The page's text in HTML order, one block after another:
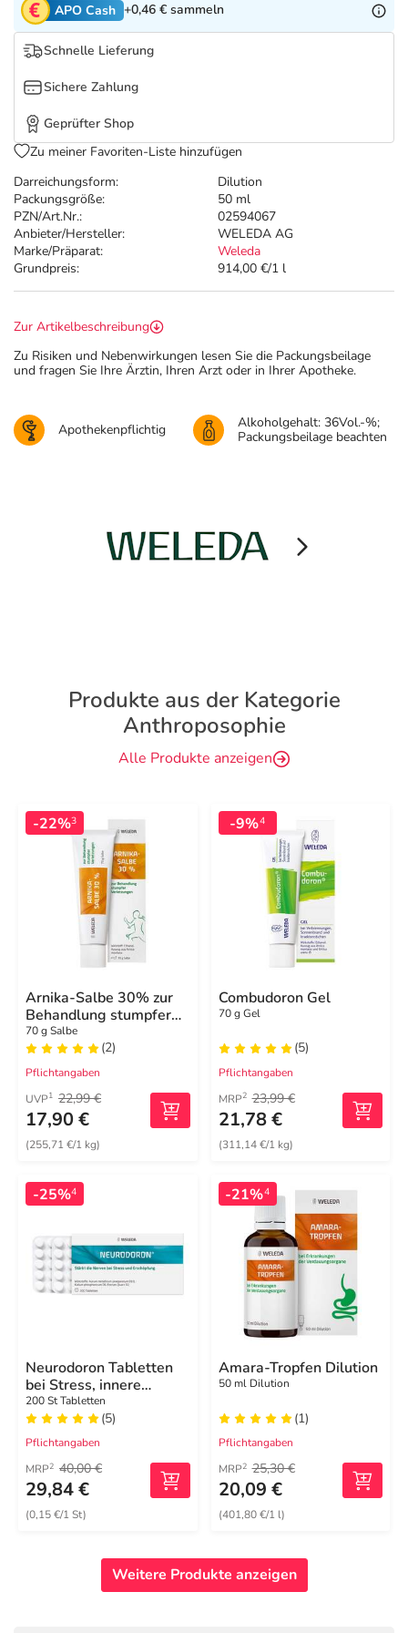
Tierapotheke
Marken
Salus Deals
Darreichungsform:
Dilution
Packungsgröße:
50 ml
PZN/Art.Nr.:
02594067
Anbieter/Hersteller:
WELEDA AG
Marke/Präparat:
Weleda
Grundpreis:
914,00 €/1 l
APO Cash +0,46 € sammeln
Schnelle Lieferung
Sichere Zahlung
Geprüfter Shop
Zu meiner Favoriten-Liste hinzufügen
Zur Artikelbeschreibung
Zu Risiken und Nebenwirkungen lesen Sie die Packungsbeilage
und fragen Sie Ihre Ärztin, Ihren Arzt oder in Ihrer Apotheke.
Apothekenpflichtig
Alkoholgehalt: 36Vol.-%;
Packungsbeilage beachten
Produkte aus der Kategorie
Anthroposophie
Alle Produkte anzeigen
-22%3
Arnika-Salbe 30% zur
Behandlung stumpfer
Verletzungen
70 g Salbe
(2)
Pflichtangaben
UVP1 22,99 €
17,90 €
(255,71 €/1 kg)
-9%4
Combudoron Gel
70 g Gel
(5)
Pflichtangaben
MRP2 23,99 €
21,78 €
(311,14 €/1 kg)
-25%4
Neurodoron Tabletten
bei Stress, innere
Unruhe
200 St Tabletten
(5)
Pflichtangaben
MRP2 40,00 €
29,84 €
(0,15 €/1 St)
-21%4
Amara-Tropfen Dilution
50 ml Dilution
(1)
Pflichtangaben
MRP2 25,30 €
20,09 €
(401,80 €/1 l)
Weitere Produkte anzeigen